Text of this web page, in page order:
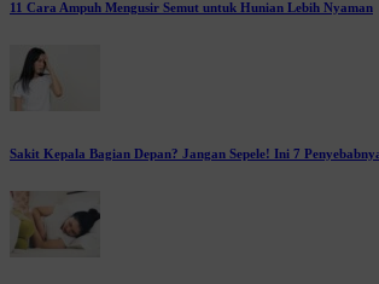
11 Cara Ampuh Mengusir Semut untuk Hunian Lebih Nyaman
Sakit Kepala Bagian Depan? Jangan Sepele! Ini 7